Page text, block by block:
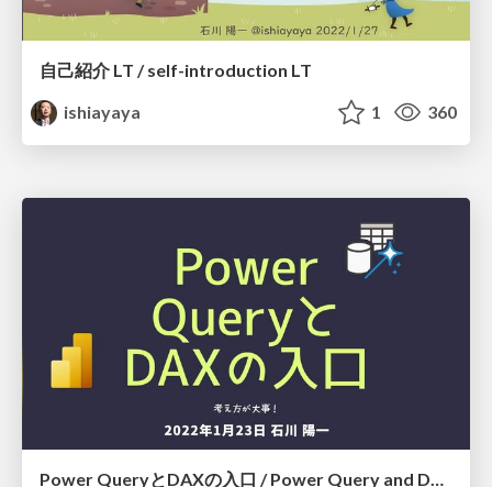
自己紹介 LT / self-introduction LT
ishiayaya
1 360
Power QueryとDAXの入口 / Power Query and DAX